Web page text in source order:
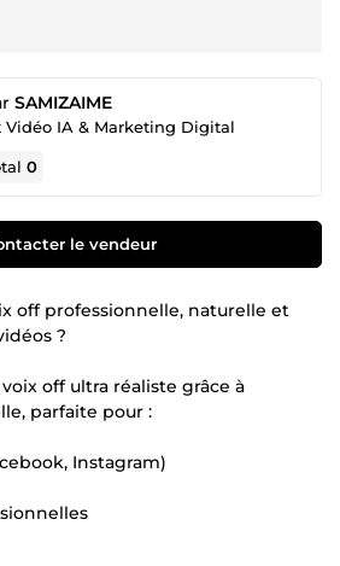
SAMIZAIME
Vidéo IA & Marketing Digital
0
le vendeur
off professionnelle, naturelle et
?
off ultra réaliste grâce à
parfaite pour :
Instagram)